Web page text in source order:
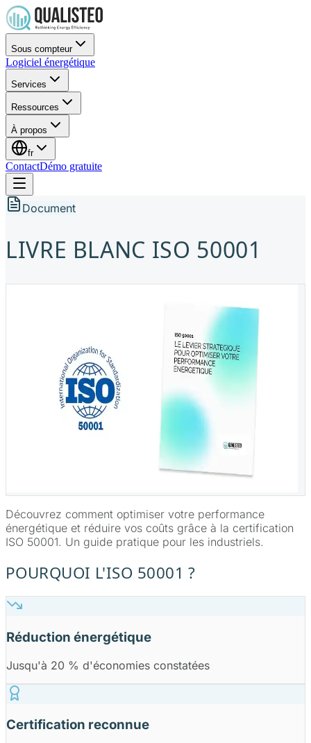
Sous compteur
Logiciel énergétique
Services
Ressources
À propos
fr
ContactDémo gratuite
Document
LIVRE BLANC ISO 50001
Découvrez comment optimiser votre performance
énergétique et réduire vos coûts grâce à la certification
ISO 50001. Un guide pratique pour les industriels.
POURQUOI L'ISO 50001 ?
Réduction énergétique
Jusqu'à 20 % d'économies constatées
Certification reconnue